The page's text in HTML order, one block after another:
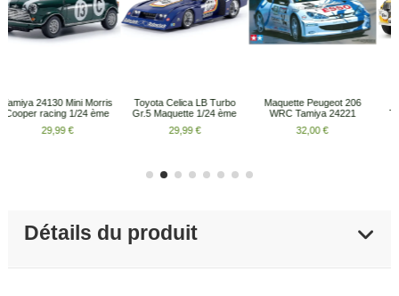
Renault 5 Turbo Rally
Tamiya 24027 maquette
Porsche Turbo RSR Type
934 Tamiya 24328
Lotus Super Seven série
II Maquette 1/24 Tamiya
Détails du produit